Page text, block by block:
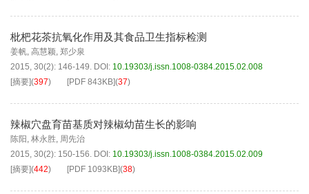
枇杷花茶抗氧化作用及其食品卫生指标检测
姜帆, 高慧颖, 郑少泉
2015, 30(2): 146-149. DOI: 10.19303/j.issn.1008-0384.2015.02.008
[摘要](397) [PDF 843KB](37)
辣椒穴盘育苗基质对辣椒幼苗生长的影响
陈阳 , 林永胜, 周先治
2015, 30(2): 150-156. DOI: 10.19303/j.issn.1008-0384.2015.02.009
[摘要](442) [PDF 1093KB](38)